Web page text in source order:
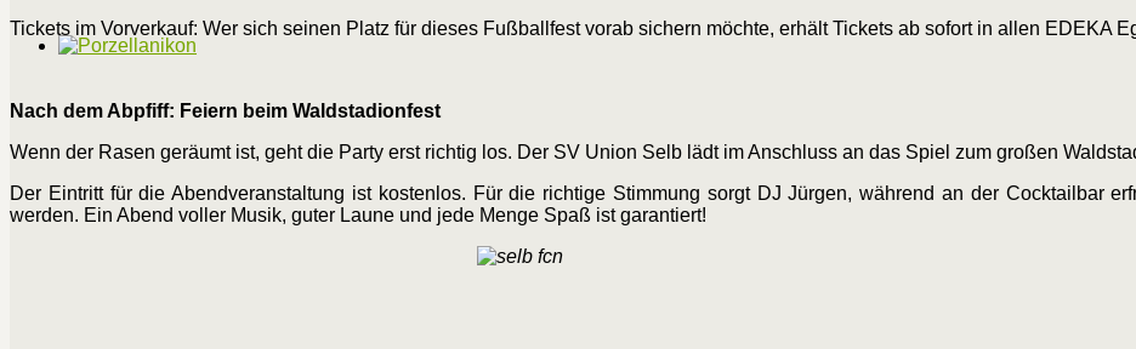
​Tickets im Vorverkauf: Wer sich seinen Platz für dieses Fußballfest vorab sichern möchte, erhält Tickets ab sofort in allen EDEKA
Nach dem Abpfiff: Feiern beim Waldstadionfest
​Wenn der Rasen geräumt ist, geht die Party erst richtig los. Der SV Union Selb lädt im Anschluss an das Spiel zum großen
​Der Eintritt für die Abendveranstaltung ist kostenlos. Für die richtige Stimmung sorgt DJ Jürgen, während an der Cocktailbar
werden. Ein Abend voller Musik, guter Laune und jede Menge Spaß ist garantiert!